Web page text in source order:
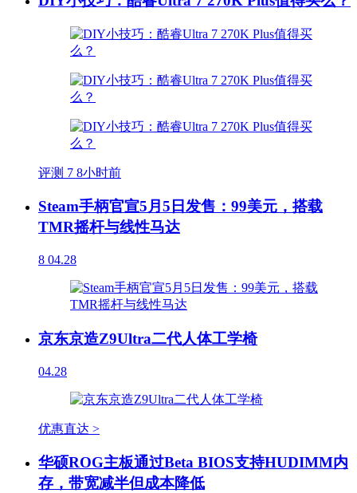
评测 7 8小时前
Steam手柄官宣5月5日发售：99美元，搭载
TMR摇杆与线性马达
8 04.28
京东京造Z9Ultra二代人体工学椅
04.28
优惠直达 >
华硕ROG主板通过Beta BIOS支持HUDIMM内
存，带宽减半但成本降低